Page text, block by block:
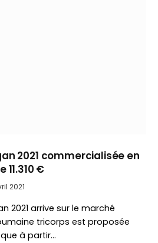
2021 commercialisée en
€
2021
2021 arrive sur le marché
tricorps est proposée
à partir…